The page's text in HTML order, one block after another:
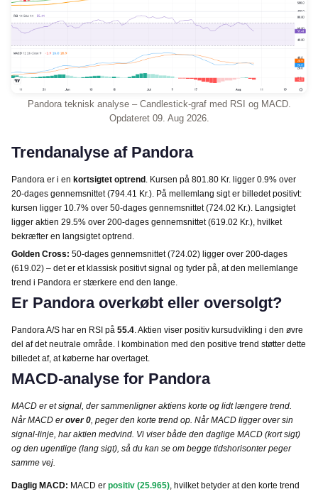
Pandora teknisk analyse – Candlestick-graf med RSI og MACD.
Opdateret 09. Aug 2026.
Trendanalyse af Pandora
Pandora er i en kortsigtet optrend . Kursen på 801.80 Kr. ligger 0.9% over
20-dages gennemsnittet (794.41 Kr.). På mellemlang sigt er billedet positivt:
kursen ligger 10.7% over 50-dages gennemsnittet (724.02 Kr.). Langsigtet
ligger aktien 29.5% over 200-dages gennemsnittet (619.02 Kr.), hvilket
bekræfter en langsigtet optrend.
Golden Cross: 50-dages gennemsnittet (724.02) ligger over 200-dages
(619.02) – det er et klassisk positivt signal og tyder på, at den mellemlange
trend i Pandora er stærkere end den lange.
Er Pandora overkøbt eller oversolgt?
Pandora A/S har en RSI på 55.4 . Aktien viser positiv kursudvikling i den øvre
del af det neutrale område. I kombination med den positive trend støtter dette
billedet af, at køberne har overtaget.
MACD-analyse for Pandora
MACD er et signal, der sammenligner aktiens korte og lidt længere trend.
Når MACD erover 0 , peger den korte trend op. Når MACD ligger over sin
signal-linje, har aktien medvind. Vi viser både den daglige MACD (kort sigt)
og den ugentlige (lang sigt), så du kan se om begge tidshorisonter peger
samme vej.
Daglig MACD: MACD er positiv (25.965) , hvilket betyder at den korte trend